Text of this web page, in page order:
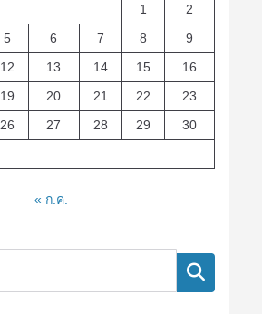
1
2
5 6 7 8
9
12 13 14 15
16
19 20 21 22
23
26 27 28 29
30
« ก.ค.
ค้นหา